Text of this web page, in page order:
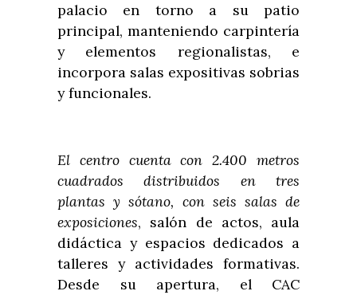
palacio en torno a su patio
principal, manteniendo carpintería
y elementos regionalistas, e
incorpora salas expositivas sobrias
y funcionales.
El centro cuenta con 2.400 metros
cuadrados distribuidos en tres
plantas y sótano, con seis salas de
exposiciones, salón de actos, aula
didáctica y espacios dedicados a
talleres y actividades formativas.
Desde su apertura, el CAC